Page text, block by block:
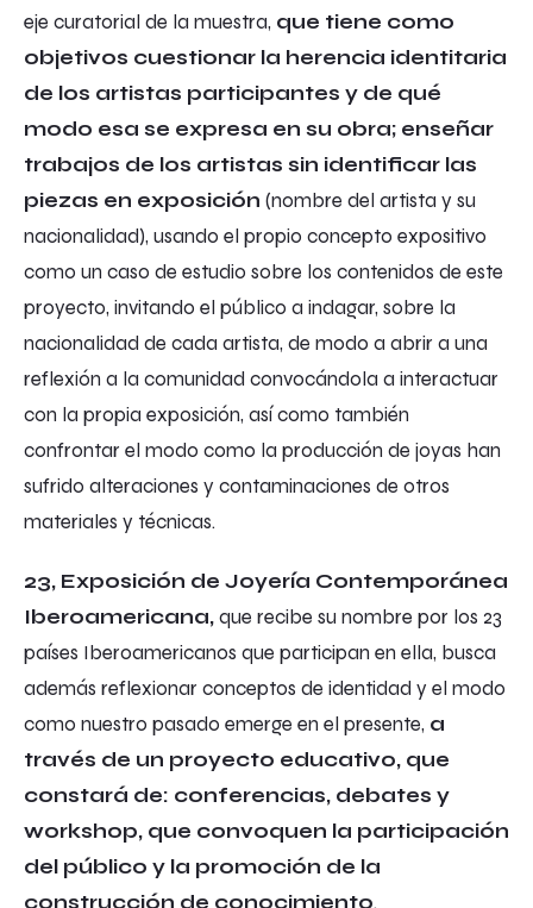
eje curatorial de la muestra, que tiene como
objetivos cuestionar la herencia identitaria
de los artistas participantes y de qué
modo esa se expresa en su obra; enseñar
trabajos de los artistas sin identificar las
piezas en exposición (nombre del artista y su
nacionalidad), usando el propio concepto expositivo
como un caso de estudio sobre los contenidos de este
proyecto, invitando el público a indagar, sobre la
nacionalidad de cada artista, de modo a abrir a una
reflexión a la comunidad convocándola a interactuar
con la propia exposición, así como también
confrontar el modo como la producción de joyas han
sufrido alteraciones y contaminaciones de otros
materiales y técnicas.
23, Exposición de Joyería Contemporánea
Iberoamericana,que recibe su nombre por los 23
países Iberoamericanos que participan en ella, busca
además reflexionar conceptos de identidad y el modo
como nuestro pasado emerge en el presente, a
través de un proyecto educativo, que
constará de: conferencias, debates y
workshop, que convoquen la participación
del público y la promoción de la
construcción de conocimiento.